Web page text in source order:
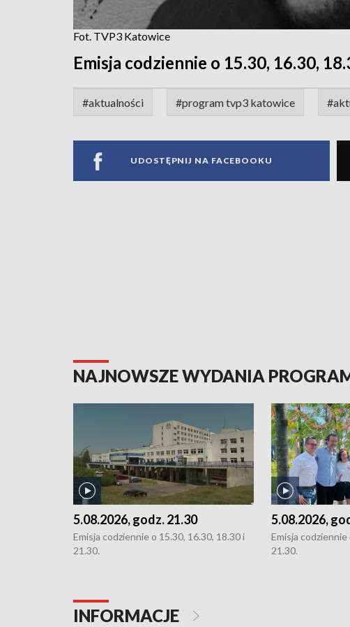
Fot. TVP3 Katowice
Emisja codziennie o 15.30, 16.30,
#aktualności #program tvp3 katowice
UDOSTĘPNIJ NA FACEBOOKU
NAJNOWSZE WYDANIA
5.08.2026, godz. 21.30
Emisja codziennie o 15.30, 16.30, 18.30 i
21.30.
5.08.2026,
Emisja
21.30.
INFORMACJE